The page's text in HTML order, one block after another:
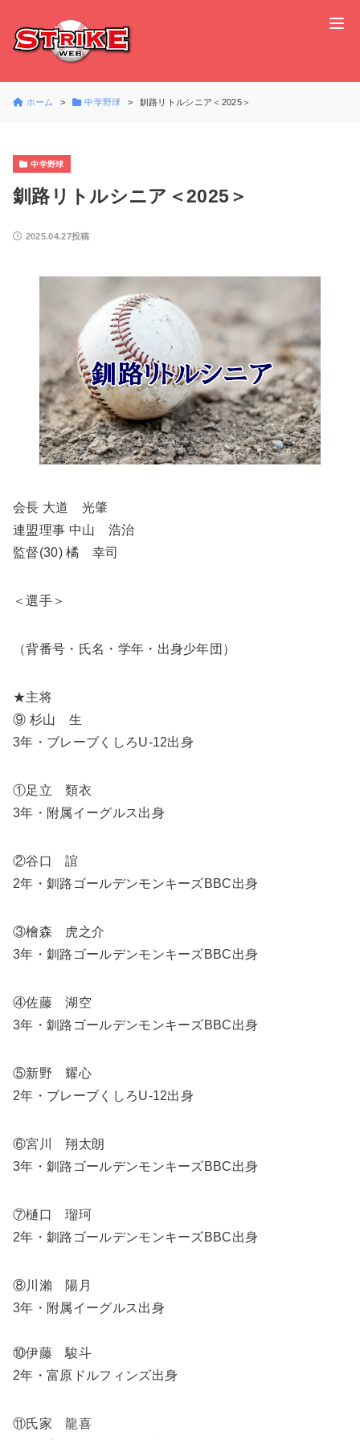
ホーム 中学野球 釧路リトルシニア＜2025＞
中学野球
釧路リトルシニア＜2025＞
2025.04.27投稿
会長 大道 光肇
連盟理事 中山 浩治
監督(30) 橘 幸司
＜選手＞
（背番号・氏名・学年・出身少年団）
★主将
⑨ 杉山 生
3年・ブレーブくしろU-12出身
①足立 類衣
3年・附属イーグルス出身
②谷口 誼
2年・釧路ゴールデンモンキーズBBC出身
③檜森 虎之介
3年・釧路ゴールデンモンキーズBBC出身
④佐藤 湖空
3年・釧路ゴールデンモンキーズBBC出身
⑤新野 耀心
2年・ブレーブくしろU-12出身
⑥宮川 翔太朗
3年・釧路ゴールデンモンキーズBBC出身
⑦樋口 瑠珂
2年・釧路ゴールデンモンキーズBBC出身
⑧川瀨 陽月
3年・附属イーグルス出身
⑩伊藤 駿斗
2年・富原ドルフィンズ出身
⑪氏家 龍喜